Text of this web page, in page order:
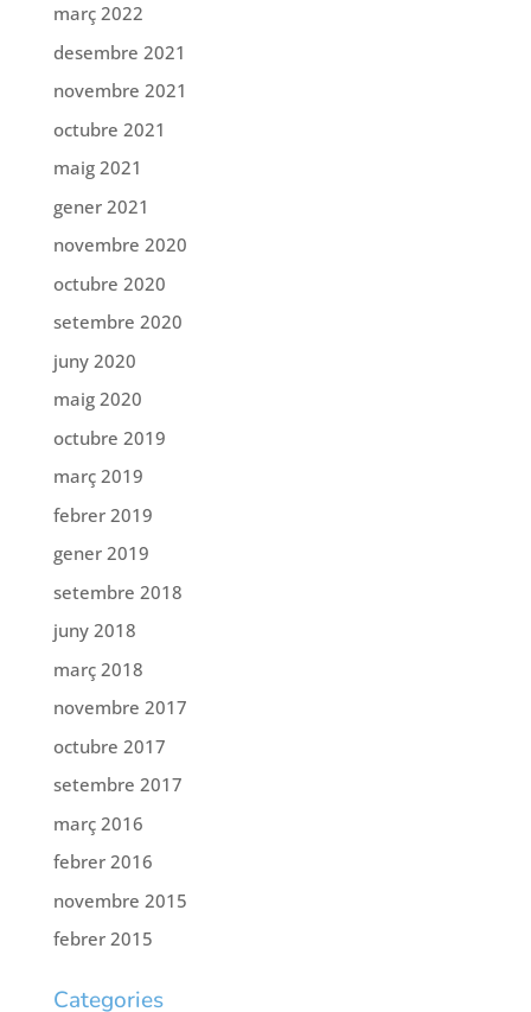
març 2022
desembre 2021
novembre 2021
octubre 2021
maig 2021
gener 2021
novembre 2020
octubre 2020
setembre 2020
juny 2020
maig 2020
octubre 2019
març 2019
febrer 2019
gener 2019
setembre 2018
juny 2018
març 2018
novembre 2017
octubre 2017
setembre 2017
març 2016
febrer 2016
novembre 2015
febrer 2015
Categories